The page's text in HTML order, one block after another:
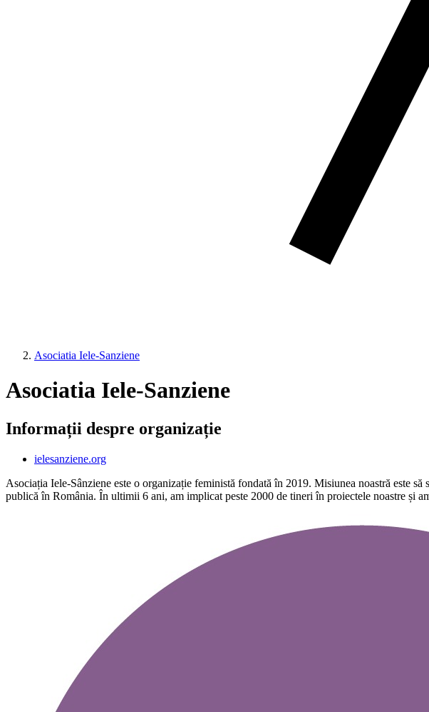
Asociatia Iele-Sanziene
Asociatia Iele-Sanziene
Informații despre organizație
ielesanziene.org
Asociația Iele-Sânziene este o organizație feministă fondată în 2019. Misiunea noastră este
publică în România. În ultimii 6 ani, am implicat peste 2000 de tineri în proiectele noastre și